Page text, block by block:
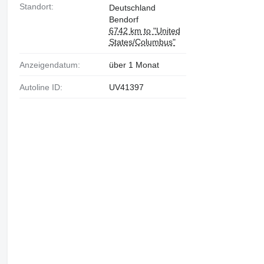
Standort:
Deutschland
Bendorf
6742 km to "United
States/Columbus"
Anzeigendatum: über 1 Monat
Autoline ID: UV41397